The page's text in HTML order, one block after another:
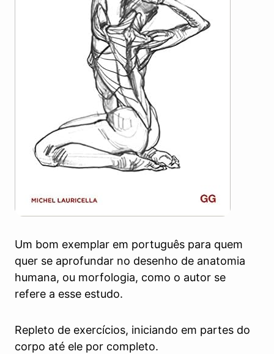
Um bom exemplar em português para quem
quer se aprofundar no desenho de anatomia
humana, ou morfologia, como o autor se
refere a esse estudo.
Repleto de exercícios, iniciando em partes do
corpo até ele por completo.